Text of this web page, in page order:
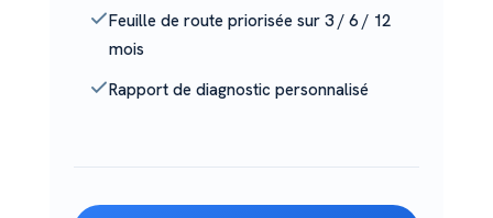
Feuille de route priorisée sur 3 / 6 / 12
mois
Rapport de diagnostic personnalisé